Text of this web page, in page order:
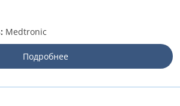
Medtronic
Подробнее